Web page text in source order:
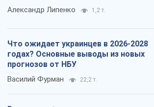
Александр Липенко 1,2 т.
Что ожидает украинцев в 2026-2028
годах? Основные выводы из новых
прогнозов от НБУ
Василий Фурман 22,2 т.